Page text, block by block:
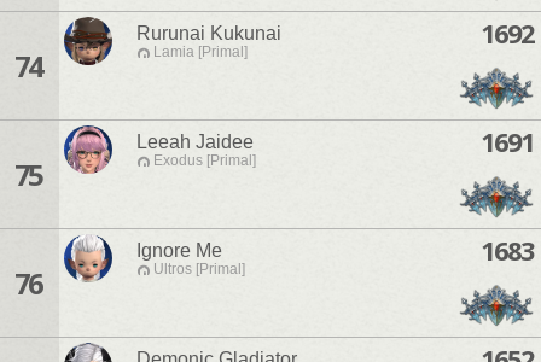
74
Rurunai Kukunai
Lamia [Primal]
1692
75
Leeah Jaidee
Exodus [Primal]
1691
76
Ignore Me
Ultros [Primal]
1683